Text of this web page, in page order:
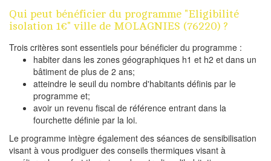
Qui peut bénéficier du programme "Eligibilité
isolation 1€" ville de MOLAGNIES (76220) ?
Trois critères sont essentiels pour bénéficier du programme :
habiter dans les zones géographiques h1 et h2 et dans un
bâtiment de plus de 2 ans;
atteindre le seuil du nombre d'habitants définis par le
programme et;
avoir un revenu fiscal de référence entrant dans la
fourchette définie par la loi.
Le programme intègre également des séances de sensibilisation
visant à vous prodiguer des conseils thermiques visant à